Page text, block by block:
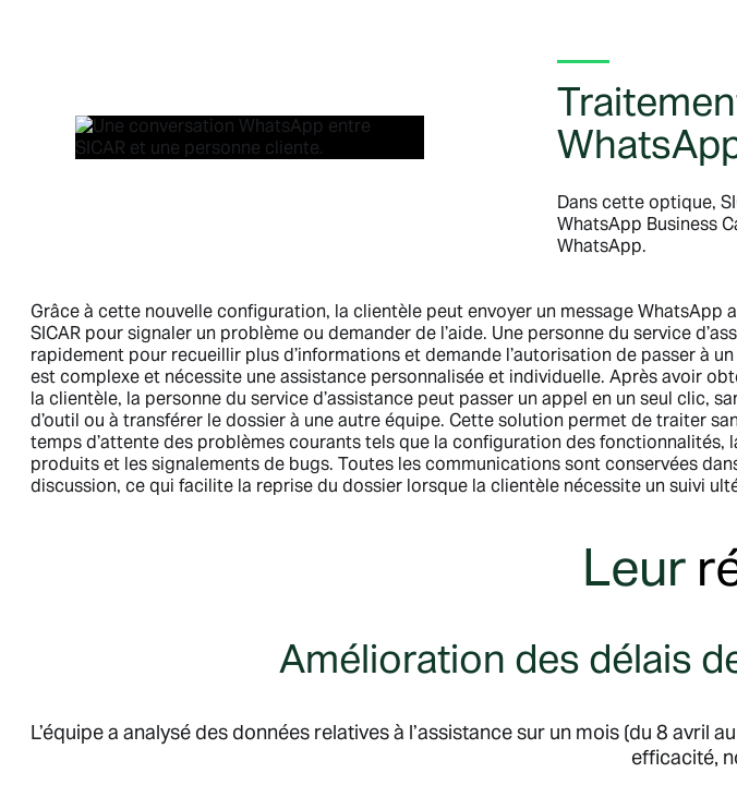
Dans cette optique,
WhatsApp Business
WhatsApp.
Grâce à cette nouvelle configuration, la clientèle peut envoyer un message WhatsApp
SICAR pour signaler un problème ou demander de l’aide. Une personne du service
rapidement pour recueillir plus d’informations et demande l’autorisation de passer à
est complexe et nécessite une assistance personnalisée et individuelle. Après avoir
la clientèle, la personne du service d’assistance peut passer un appel en un seul clic,
d’outil ou à transférer le dossier à une autre équipe. Cette solution permet de traiter
temps d’attente des problèmes courants tels que la configuration des fonctionnalités,
produits et les signalements de bugs. Toutes les communications sont conservées
discussion, ce qui facilite la reprise du dossier lorsque la clientèle nécessite un suivi
Leur
Amélioration des délais
L’équipe a analysé des données relatives à l’assistance sur un mois (du 8
efficacité,